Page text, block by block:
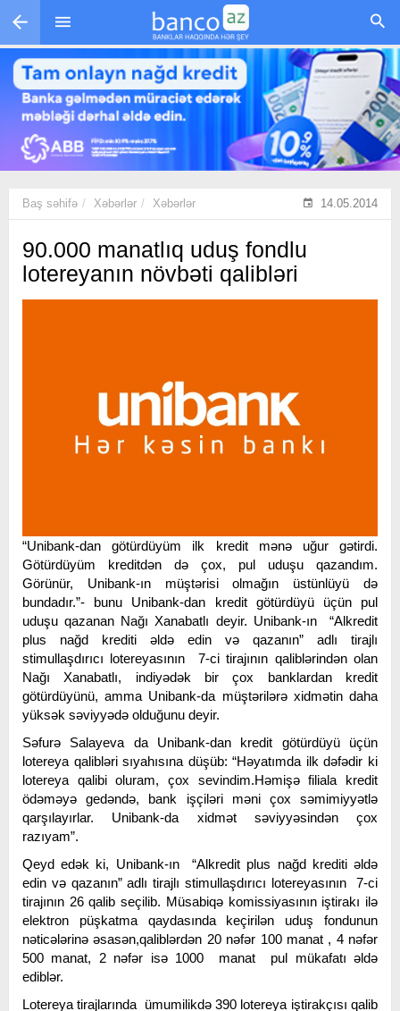
Skip to main content
Baş səhifə Xəbərlər Xəbərlər 14.05.2014
90.000 manatlıq uduş fondlu
lotereyanın növbəti qalibləri
“Unibank-dan götürdüyüm ilk kredit mənə uğur gətirdi.
Götürdüyüm kreditdən də çox, pul uduşu qazandım.
Görünür, Unibank-ın müştərisi olmağın üstünlüyü də
bundadır.”- bunu Unibank-dan kredit götürdüyü üçün pul
uduşu qazanan Nağı Xanabatlı deyir. Unibank-ın “Alkredit
plus nağd krediti əldə edin və qazanın” adlı tirajlı
stimullaşdırıcı lotereyasının 7-ci tirajının qaliblərindən olan
Nağı Xanabatlı, indiyədək bir çox banklardan kredit
götürdüyünü, amma Unibank-da müştərilərə xidmətin daha
yüksək səviyyədə olduğunu deyir.
Səfurə Salayeva da Unibank-dan kredit götürdüyü üçün
lotereya qalibləri sıyahısına düşüb: “Həyatımda ilk dəfədir ki
lotereya qalibi oluram, çox sevindim.Həmişə filiala kredit
ödəməyə gedəndə, bank işçiləri məni çox səmimiyyətlə
qarşılayırlar. Unibank-da xidmət səviyyəsindən çox
razıyam”.
Qeyd edək ki, Unibank-ın “Alkredit plus nağd krediti əldə
edin və qazanın” adlı tirajlı stimullaşdırıcı lotereyasının 7-ci
tirajının 26 qalib seçilib. Müsabiqə komissiyasının iştirakı ilə
elektron püşkatma qaydasında keçirilən uduş fondunun
nəticələrinə əsasən,qaliblərdən 20 nəfər 100 manat , 4 nəfər
500 manat, 2 nəfər isə 1000 manat pul mükafatı əldə
ediblər.
Lotereya tirajlarında ümumilikdə 390 lotereya iştirakçısı qalib